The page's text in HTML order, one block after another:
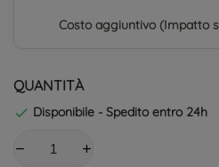
Costo aggiuntivo (Impatto
QUANTITÀ
 Disponibile - Spedito entro 24h